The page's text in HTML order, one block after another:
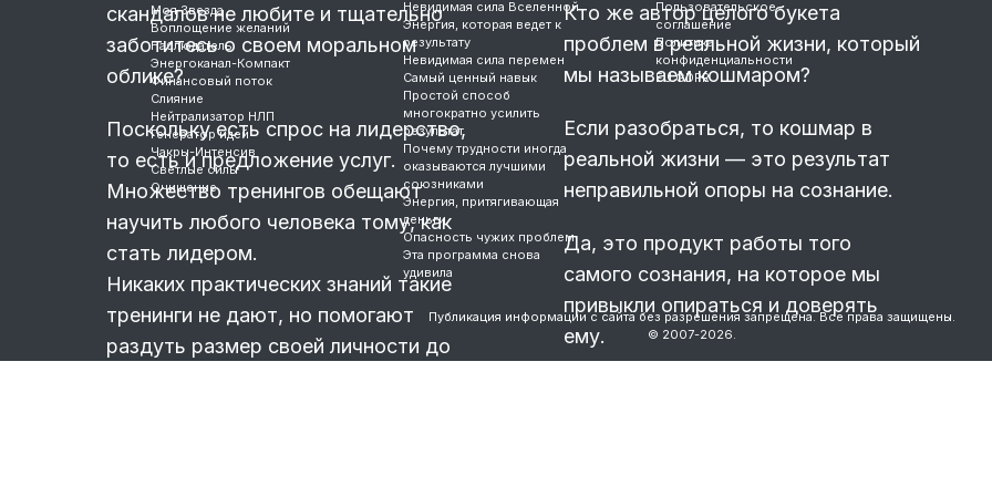
скандалов не любите и тщательно
заботитесь о своем моральном
облике?
Поскольку есть спрос на лидерство,
то есть и предложение услуг.
Множество тренингов обещают
научить любого человека тому, как
стать лидером.
Никаких практических знаний такие
тренинги не дают, но помогают
раздуть размер своей личности до
Кто же автор целого букета
проблем в реальной жизни, который
мы называем кошмаром?
Если разобраться, то кошмар в
реальной жизни — это результат
неправильной опоры на сознание.
Да, это продукт работы того
самого сознания, на которое мы
привыкли опираться и доверять
ему.
Моя Звезда
Воплощение желаний
Наблюдатель
Энергоканал-Компакт
Финансовый поток
Слияние
Нейтрализатор НЛП
Генератор идей
Чакры-Интенсив
Светлые силы
Очищение
Невидимая сила Вселенной
Энергия, которая ведет к
результату
Невидимая сила перемен
Самый ценный навык
Простой способ
многократно усилить
результат
Почему трудности иногда
оказываются лучшими
союзниками
Энергия, притягивающая
деньги
Опасность чужих проблем
Эта программа снова
удивила
Пользовательское
соглашение
Политика
конфиденциальности
EU GDPR
Публикация информации с сайта без разрешения запрещена. Все права защищены.
© 2007-2026.